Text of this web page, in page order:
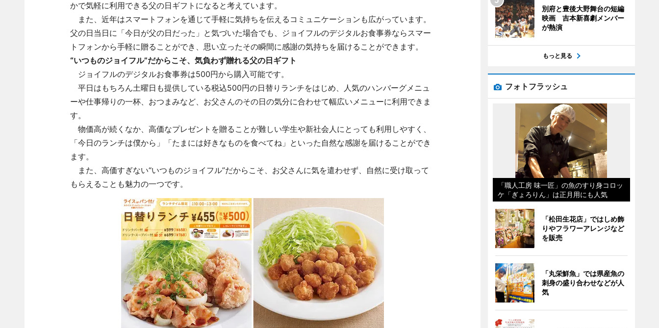
かで気軽に利用できる父の日ギフトになると考えています。
また、近年はスマートフォンを通じて手軽に気持ちを伝えるコミュニケーションも広がっています。
父の日当日に「今日が父の日だった」と気づいた場合でも、ジョイフルのデジタルお食事券ならスマー
トフォンから手軽に贈ることができ、思い立ったその瞬間に感謝の気持ちを届けることができます。
“いつものジョイフル”だからこそ、気負わず贈れる父の日ギフト
ジョイフルのデジタルお食事券は500円から購入可能です。
平日はもちろん土曜日も提供している税込500円の日替りランチをはじめ、人気のハンバーグメニュ
ーや仕事帰りの一杯、おつまみなど、お父さんのその日の気分に合わせて幅広いメニューに利用できま
す。
物価高が続くなか、高価なプレゼントを贈ることが難しい学生や新社会人にとっても利用しやすく、
「今日のランチは僕から」「たまには好きなものを食べてね」といった自然な感謝を届けることができ
ます。
また、高価すぎない“いつものジョイフル”だからこそ、お父さんに気を遣わせず、自然に受け取って
もらえることも魅力の一つです。
別府と豊後大野舞台の短編
映画 吉本新喜劇メンバー
が熱演
もっと見る
フォトフラッシュ
「職人工房 味一匠」の魚のすり身コロッ
ケ「ぎょろりん」は正月用にも人気
「松田生花店」ではしめ飾
りやフラワーアレンジなど
を販売
「丸栄鮮魚」では県産魚の
刺身の盛り合わせなどが人
気